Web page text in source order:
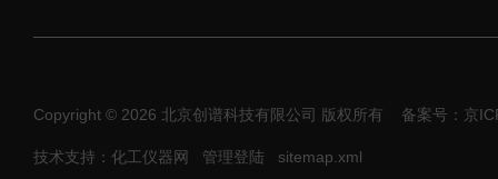
Copyright © 2026 北京创谱科技有限公司 版权所有 备案号：京
技术支持：化工仪器网 管理登陆 sitemap.xml